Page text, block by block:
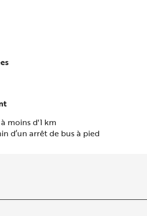
moins d'1 km
d’un arrêt de bus à pied